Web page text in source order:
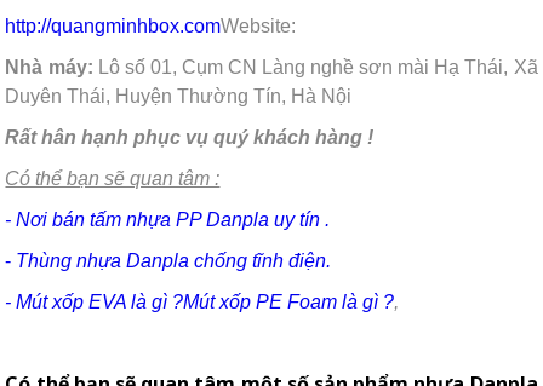
Website:
http://quangminhbox.com
Nhà máy: Lô số 01, Cụm CN Làng nghề sơn mài Hạ Thái, Xã
Duyên Thái, Huyện Thường Tín, Hà Nội
Rất hân hạnh phục vụ quý khách hàng !
Có thể bạn sẽ quan tâm :
- Nơi bán tấm nhựa PP Danpla uy tín .
- Thùng nhựa Danpla chống tĩnh điện.
- Mút xốp EVA là gì ?
,
Mút xốp PE Foam là gì ?